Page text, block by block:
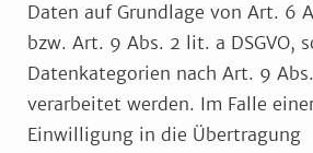
Daten auf Grundlage von Art. 6
bzw. Art. 9 Abs. 2 lit. a DSGVO,
Datenkategorien nach Art. 9 Abs.
verarbeitet werden. Im Falle
Einwilligung in die Übertragung